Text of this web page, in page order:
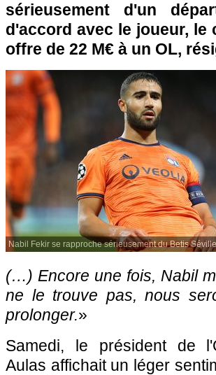
sérieusement d'un
d'accord avec le joueur,
offre de 22 M€ à un OL,
Nabil Fekir se rapproche sérieusement du Betis
(…) Encore une fois, Nabil
ne le trouve pas, nous
prolonger.»
Samedi, le président de
Aulas affichait un léger